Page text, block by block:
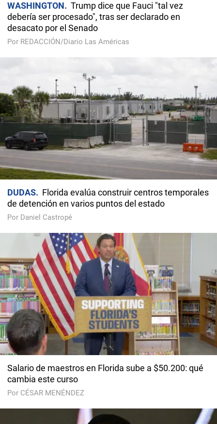
WASHINGTON
Trump dice que Fauci "tal vez
debería ser procesado", tras ser declarado en
desacato por el Senado
Por REDACCIÓN/Diario Las Américas
DUDAS
Florida evalúa construir centros temporales
de detención en varios puntos del estado
Por Daniel Castropé
Salario de maestros en Florida sube a $50.200: qué
cambia este curso
Por CÉSAR MENÉNDEZ